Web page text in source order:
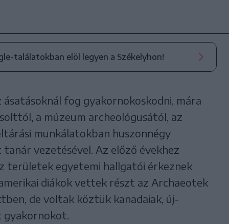
találatokban elöl legyen a Székelyhon!
fog gyakornokoskodni, mára
a múzeum archeológusától, az
munkálatokban huszonnégy
vezetésével. Az előző évekhez
területek egyetemi hallgatói érkeznek
diákok vettek részt az Archaeotek
de voltak köztük kanadaiak, új-
gyakornokot.